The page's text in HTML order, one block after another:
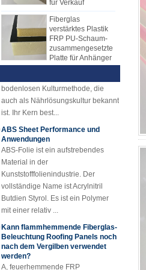
Fiberglas
verstärktes Plastik
FRP PU-Schaum-
zusammengesetzte
Platte für Anhänger
25mm Stärke Gelb
Verstärktes
Kunststoff FRP
Gitter
verstärkte Plastik
Rod Tube Channel
Beam FRP-Profile
Gel-beschichtetes
transparentes
glasfaserverstärktes
Kunststoff-FRP-
Dachblech
SMC BMC
Fiberglas Resin
Composite FRP
Schicht verwendet verschiedene
Arten von Kernmaterialien, wie z. B.
PP-Wabenkernmaterial, XPS-
Kernmaterial, PU-Kernmaterial usw.
verwenden heute Produktionslinien
zur Herstellung von FRP-Platten.
FRP-Mechanismus Blatt nach und
nach ersetzt Hand Lay-up-Blatt. Das
FRP-Mechanismusblatt hat viele
Vorteile gegenüber dem
Mechanismusplatte hat eine stabile
Qualität und gleichmäßige Dicke.
Kostengünstige, saubere und
glänzende Oberfläche.
Hydroponics Übersicht Technik
und Vorteile
1) Hydroponische ÜbersichtDie
Hydrokultur ist eine neue Art der
auch als Nährlösungskultur bekannt
ist. Ihr Kern best...
Anwendungen
ABS-Folie ist ein aufstrebendes
Material in der
Kunststofffolienindustrie. Der
vollständige Name ist Acrylnitril
Butdien Styrol. Es ist ein Polymer
mit einer relativ ...
Beleuchtung Roofing Panels noch
nach dem Vergilben verwendet
werden?
A, feuerhemmende FRP